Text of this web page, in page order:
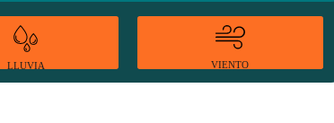
LLUVIA VIENTO